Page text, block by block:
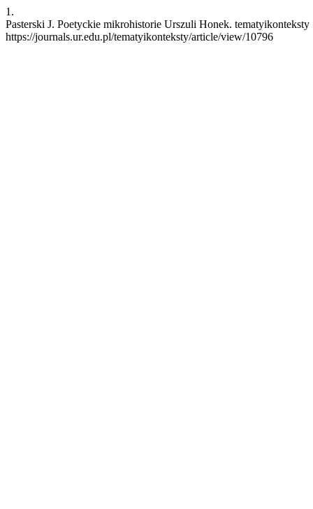
1.
Pasterski J. Poetyckie mikrohistorie Urszuli Honek.
https://journals.ur.edu.pl/tematyikonteksty/article/view/10796